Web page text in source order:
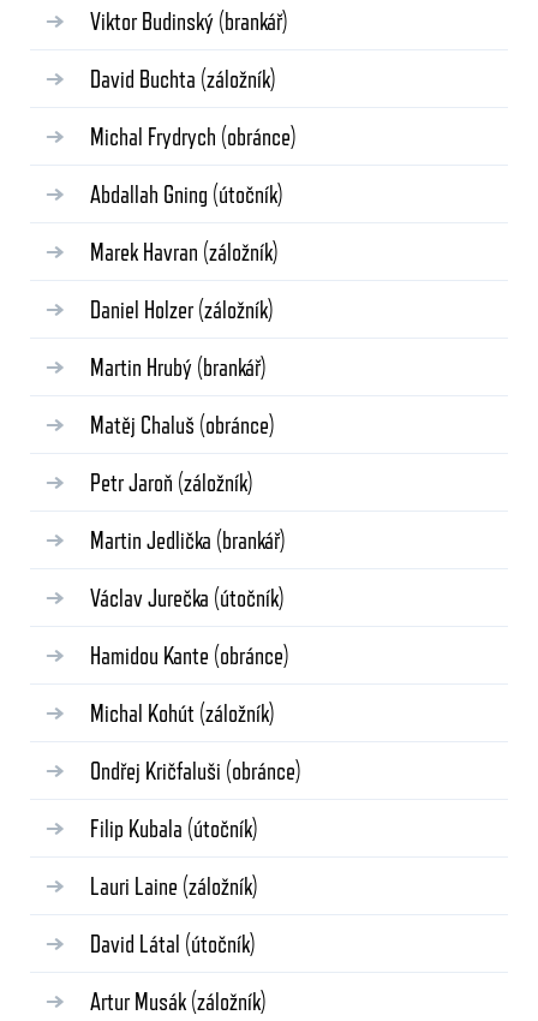
Viktor Budinský (brankář)
David Buchta (záložník)
Michal Frydrych (obránce)
Abdallah Gning (útočník)
Marek Havran (záložník)
Daniel Holzer (záložník)
Martin Hrubý (brankář)
Matěj Chaluš (obránce)
Petr Jaroň (záložník)
Martin Jedlička (brankář)
Václav Jurečka (útočník)
Hamidou Kante (obránce)
Michal Kohút (záložník)
Ondřej Kričfaluši (obránce)
Filip Kubala (útočník)
Lauri Laine (záložník)
David Látal (útočník)
Artur Musák (záložník)